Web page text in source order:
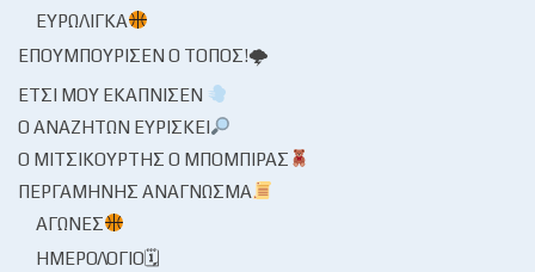
ΕΥΡΩΛΊΓΚΑ
ΕΠΟΥΜΠΟΎΡΙΣΕΝ Ο ΤΌΠΟΣ!🌩
ΈΤΣΙ ΜΟΥ ΕΚΆΠΝΙΣΕΝ
Ο ΑΝΑΖΗΤΏΝ ΕΥΡΊΣΚΕΙ
Ο ΜΙΤΣΙΚΟΥΡΤΉΣ Ο ΜΠΌΜΠΙΡΑΣ
ΠΕΡΓΑΜΗΝΉΣ ΑΝΆΓΝΩΣΜΑ
ΑΓΏΝΕΣ
ΗΜΕΡΟΛΌΓΙΟ🗓